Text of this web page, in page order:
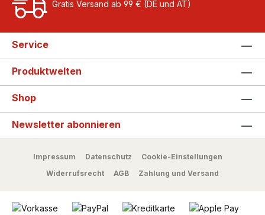
Gratis Versand ab 99 € (DE und AT)
Service
Produktwelten
Shop
Newsletter abonnieren
Impressum Datenschutz
Cookie-Einstellungen
Widerrufsrecht
AGB Zahlung und Versand